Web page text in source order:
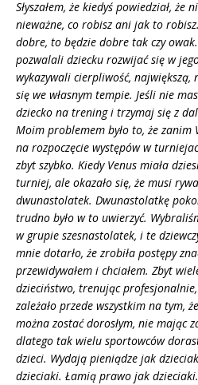
Słyszałem, że kiedyś powiedział, że
nieważne, co robisz ani jak to
dobre, to będzie dobre tak czy
pozwalali dziecku rozwijać się w
wykazywali cierpliwość, największą,
się we własnym tempie. Jeśli nie
dziecko na trening i trzymaj się z
Moim problemem było to, że zanim
na rozpoczęcie występów w
zbyt szybko. Kiedy Venus miała
turniej, ale okazało się, że musi
dwunastolatek. Dwunastolatkę
trudno było w to uwierzyć.
w grupie szesnastolatek, i te
mnie dotarło, że zrobiła postępy
przewidywałem i chciałem. Zbyt
dzieciństwo, trenując
zależało przede wszystkim na tym,
można zostać dorosłym, nie mając
dlatego tak wielu sportowców
dzieci. Wydają pieniądze jak
dzieciaki. Łamią prawo jak